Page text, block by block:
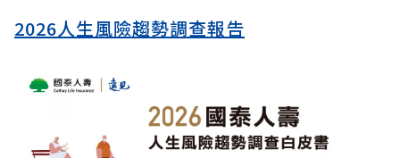
2026人生風險趨勢調查報告